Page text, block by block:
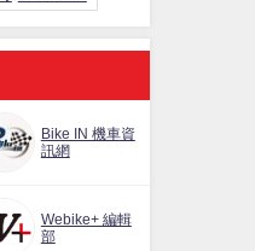
Bike IN 機車資
訊網
Webike+ 編輯
部